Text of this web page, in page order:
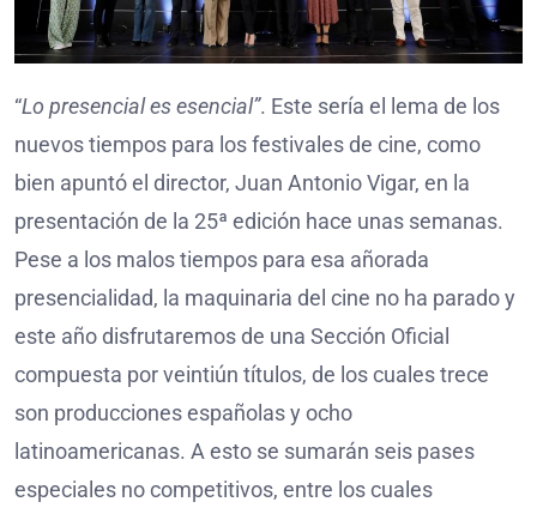
“Lo presencial es esencial”. Este sería el lema de los
nuevos tiempos para los festivales de cine, como
bien apuntó el director, Juan Antonio Vigar, en la
presentación de la 25ª edición hace unas semanas.
Pese a los malos tiempos para esa añorada
presencialidad, la maquinaria del cine no ha parado y
este año disfrutaremos de una Sección Oficial
compuesta por veintiún títulos, de los cuales trece
son producciones españolas y ocho
latinoamericanas. A esto se sumarán seis pases
especiales no competitivos, entre los cuales